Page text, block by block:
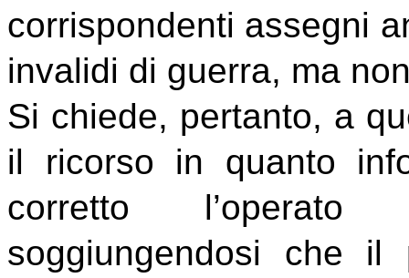
corrispondenti assegni
invalidi di guerra, ma
Si chiede, pertanto, a
il ricorso in quanto
corretto l’operato
soggiungendosi che il